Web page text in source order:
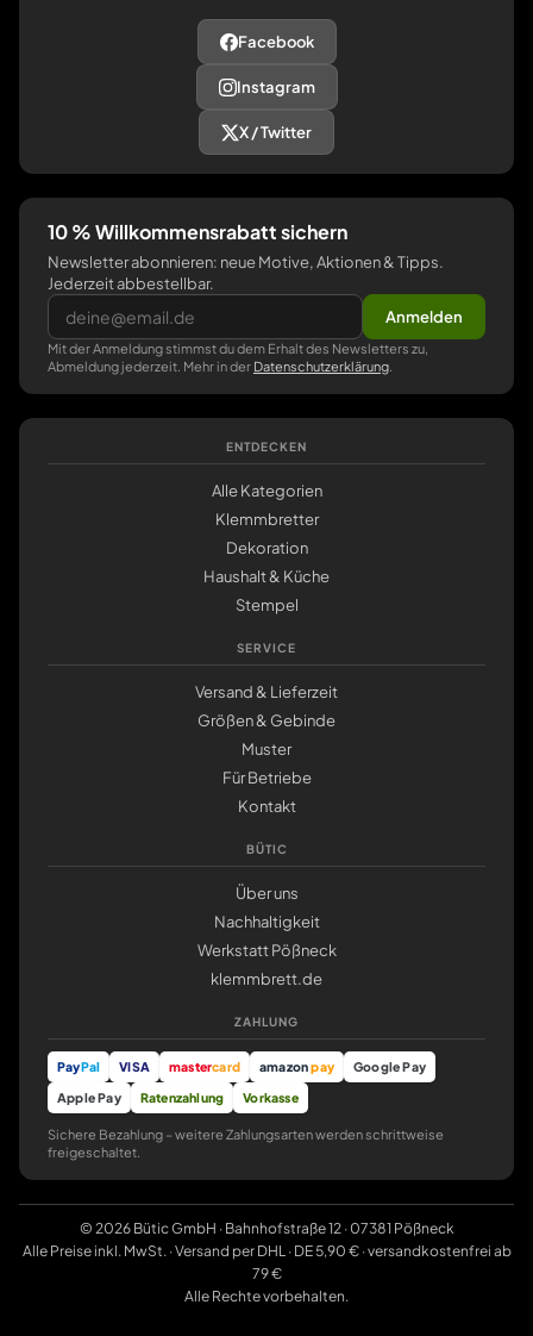
Facebook
Instagram
X / Twitter
10 % Willkommensrabatt sichern
Newsletter abonnieren: neue Motive, Aktionen & Tipps.
Jederzeit abbestellbar.
Anmelden
Mit der Anmeldung stimmst du dem Erhalt des Newsletters zu,
Abmeldung jederzeit. Mehr in der Datenschutzerklärung
ENTDECKEN
Alle Kategorien
Klemmbretter
Dekoration
Haushalt & Küche
Stempel
SERVICE
Versand & Lieferzeit
Größen & Gebinde
Muster
Für Betriebe
Kontakt
BÜTIC
Über uns
Nachhaltigkeit
Werkstatt Pößneck
klemmbrett.de
ZAHLUNG
PayPal VISA mastercard amazonpay
Google Pay
Apple Pay
Ratenzahlung Vorkasse
Sichere Bezahlung – weitere Zahlungsarten werden schrittweise
freigeschaltet.
© 2026 Bütic GmbH · Bahnhofstraße 12 · 07381 Pößneck
Alle Preise inkl. MwSt. · Versand per DHL · DE 5,90 € · versandkostenfrei ab
79 €
Alle Rechte vorbehalten.